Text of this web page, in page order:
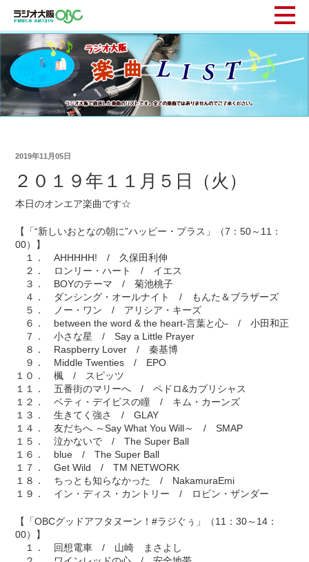
2019年11月05日
２０１９年１１月５日（火）
本日のオンエア楽曲です☆
【「“新しいおとなの朝に”ハッピー・プラス」（7：50～11：
00）】
１． AHHHHH! / 久保田利伸
２． ロンリー・ハート / イエス
３． BOYのテーマ / 菊池桃子
４． ダンシング・オールナイト / もんた＆ブラザーズ
５． ノー・ワン / アリシア・キーズ
６． between the word & the heart-言葉と心- / 小田和正
７． 小さな星 / Say a Little Prayer
８． Raspberry Lover / 秦基博
９． Middle Twenties / EPO
１０． 楓 / スピッツ
１１． 五番街のマリーへ / ペドロ&カプリシャス
１２． ベティ・デイビスの瞳 / キム・カーンズ
１３． 生きてく強さ / GLAY
１４． 友だちへ ～Say What You Will～ / SMAP
１５． 泣かないで / The Super Ball
１６． blue / The Super Ball
１７． Get Wild / TM NETWORK
１８． ちっとも知らなかった / NakamuraEmi
１９． イン・ディス・カントリー / ロビン・ザンダー
【「OBCグッドアフタヌーン！#ラジぐぅ」（11：30～14：
00）】
１． 回想電車 / 山崎 まさよし